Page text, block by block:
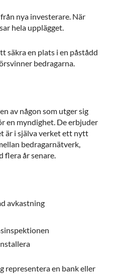
nya investerare. När
hela upplägget.
säkra en plats i en påstådd
bedragarna.
av någon som utger sig
en myndighet. De erbjuder
är i själva verket ett nytt
bedragarnätverk,
flera år senare.
avkastning
representera en bank eller